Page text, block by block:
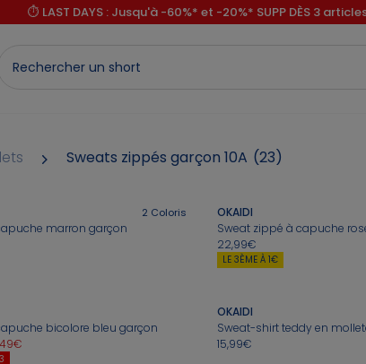
⏱️ LAST DAYS : Jusqu'à -60%* et -20%* SUPP DÈS 3
Sweats zippés garçon 10A (23)
2 Coloris
marron garçon
LE 3ÈME À 1€
OKAIDI
Sweat zippé à capuche
22,99€
bicolore bleu garçon
OKAIDI
Sweat-shirt teddy en
15,99€